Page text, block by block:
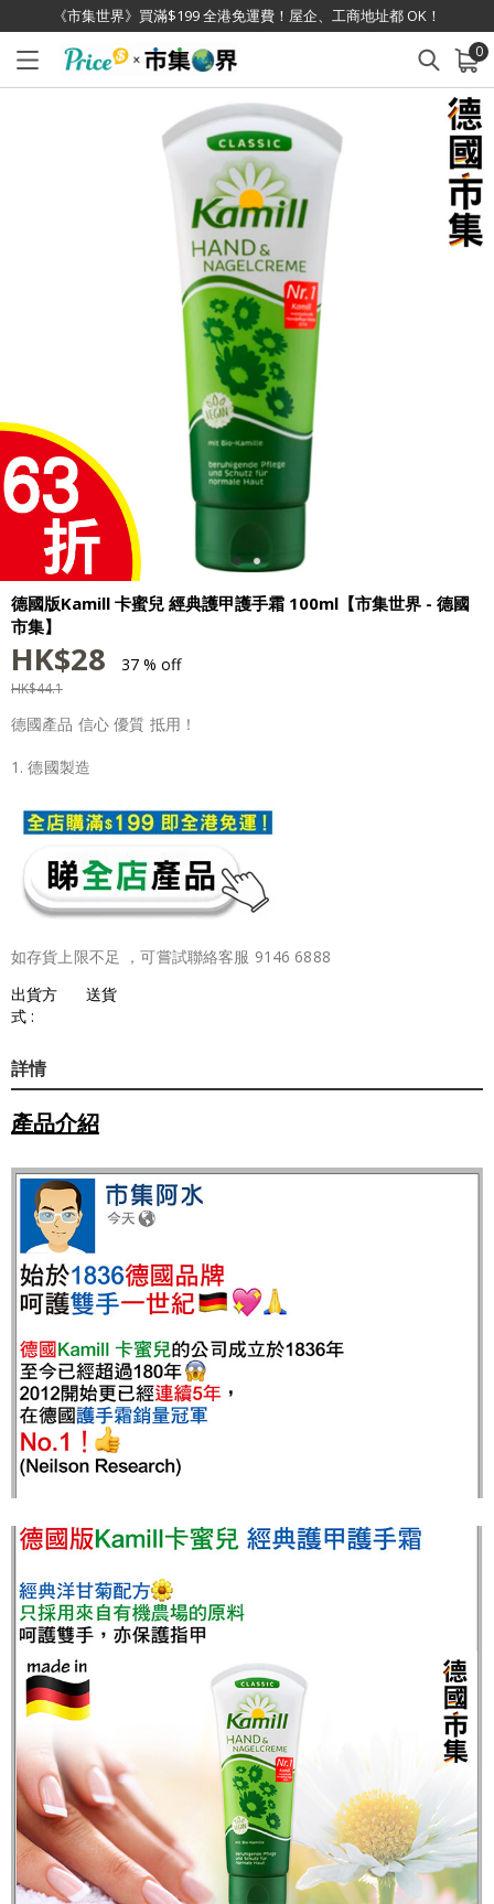
《市集世界》買滿$199 全港免運費！屋企、工商地址都 OK！
0
已加入購物車 查看
德國版Kamill 卡蜜兒 經典護甲護手霜 100ml【市集世界 - 德國
市集】
HK$28 37 % off
HK$44.1
德國產品 信心 優質 抵用！
1. 德國製造
如存貨上限不足 ，可嘗試聯絡客服 9146 6888
出貨方
式 :
送貨
詳情
產品介紹